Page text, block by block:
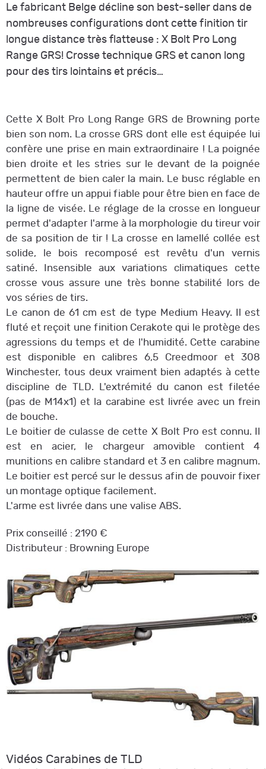
Le fabricant Belge décline son best-seller dans de
nombreuses configurations dont cette finition tir
longue distance très flatteuse : X Bolt Pro Long
Range GRS! Crosse technique GRS et canon long
pour des tirs lointains et précis…
Cette X Bolt Pro Long Range GRS de Browning porte
bien son nom. La crosse GRS dont elle est équipée lui
confère une prise en main extraordinaire ! La poignée
bien droite et les stries sur le devant de la poignée
permettent de bien caler la main. Le busc réglable en
hauteur offre un appui fiable pour être bien en face de
la ligne de visée. Le réglage de la crosse en longueur
permet d'adapter l'arme à la morphologie du tireur voir
de sa position de tir ! La crosse en lamellé collée est
solide, le bois recomposé est revêtu d'un vernis
satiné. Insensible aux variations climatiques cette
crosse vous assure une très bonne stabilité lors de
vos séries de tirs.
Le canon de 61 cm est de type Medium Heavy. Il est
fluté et reçoit une finition Cerakote qui le protège des
agressions du temps et de l'humidité. Cette carabine
est disponible en calibres 6,5 Creedmoor et 308
Winchester, tous deux vraiment bien adaptés à cette
discipline de TLD. L'extrémité du canon est filetée
(pas de M14x1) et la carabine est livrée avec un frein
de bouche.
Le boitier de culasse de cette X Bolt Pro est connu. Il
est en acier, le chargeur amovible contient 4
munitions en calibre standard et 3 en calibre magnum.
Le boitier est percé sur le dessus afin de pouvoir fixer
un montage optique facilement.
L'arme est livrée dans une valise ABS.
Prix conseillé : 2190 €
Distributeur : Browning Europe
Vidéos Carabines de TLD